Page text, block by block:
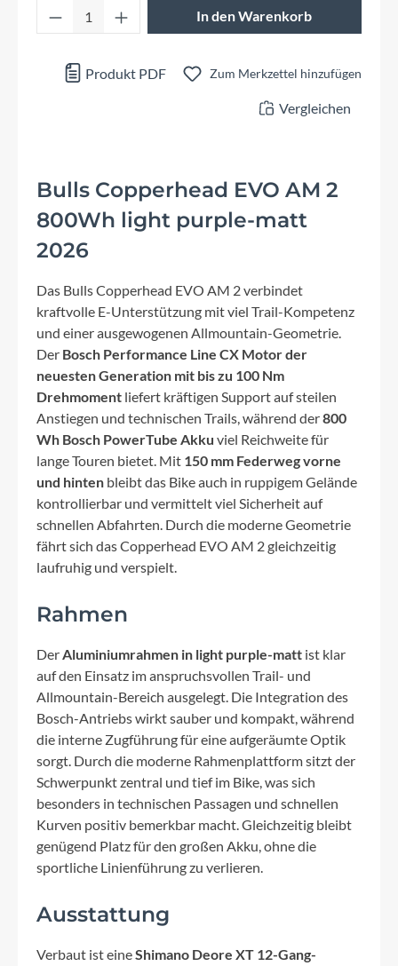
Produkt Anzahl: Gib den gewünschten
In den Warenkorb
Produkt PDF Zum Merkzettel hinzufügen
Vergleichen
Bulls Copperhead EVO AM 2
800Wh light purple-matt
2026
Das Bulls Copperhead EVO AM 2 verbindet
kraftvolle E-Unterstützung mit viel Trail-Kompetenz
und einer ausgewogenen Allmountain-Geometrie.
Der Bosch Performance Line CX Motor der
neuesten Generation mit bis zu 100 Nm
Drehmoment liefert kräftigen Support auf steilen
Anstiegen und technischen Trails, während der800
Wh Bosch PowerTube Akku viel Reichweite für
lange Touren bietet. Mit 150 mm Federweg vorne
und hinten bleibt das Bike auch in ruppigem Gelände
kontrollierbar und vermittelt viel Sicherheit auf
schnellen Abfahrten. Durch die moderne Geometrie
fährt sich das Copperhead EVO AM 2 gleichzeitig
laufruhig und verspielt.
Rahmen
DerAluminiumrahmen in light purple-matt ist klar
auf den Einsatz im anspruchsvollen Trail- und
Allmountain-Bereich ausgelegt. Die Integration des
Bosch-Antriebs wirkt sauber und kompakt, während
die interne Zugführung für eine aufgeräumte Optik
sorgt. Durch die moderne Rahmenplattform sitzt der
Schwerpunkt zentral und tief im Bike, was sich
besonders in technischen Passagen und schnellen
Kurven positiv bemerkbar macht. Gleichzeitig bleibt
genügend Platz für den großen Akku, ohne die
sportliche Linienführung zu verlieren.
Ausstattung
Verbaut ist eineShimano Deore XT 12-Gang-